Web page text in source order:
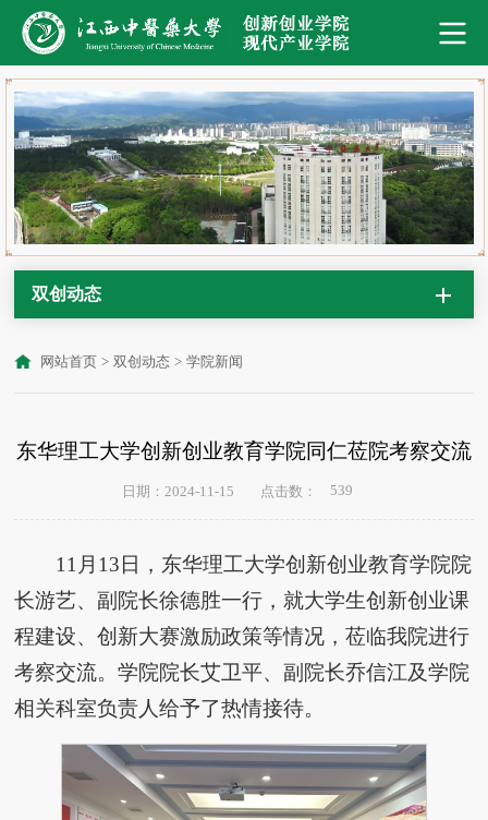
双创动态
网站首页 > 双创动态 > 学院新闻
东华理工大学创新创业教育学院同仁莅院考察交流
日期：2024-11-15 点击数： 539
11月13日，东华理工大学创新创业教育学院院
长游艺、副院长徐德胜一行，就大学生创新创业课
程建设、创新大赛激励政策等情况，莅临我院进行
考察交流。学院院长艾卫平、副院长乔信江及学院
相关科室负责人给予了热情接待。